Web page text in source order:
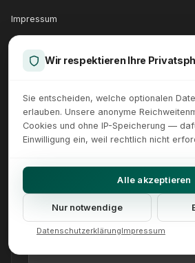
Impressum
Barrierefreiheit
AGB
Support Client
Schreiben Sie uns direkt.
Ihr Name
Ihre E-Mail
Ihre Nachricht (optional)
Wir respektieren Ihre
Sie entscheiden, welche optionalen
erlauben. Unsere anonyme
Cookies und ohne IP-Speicherung —
Einwilligung ein, weil rechtlich nicht
Alle akzeptieren
Nur notwendige
DatenschutzerklärungImpressum